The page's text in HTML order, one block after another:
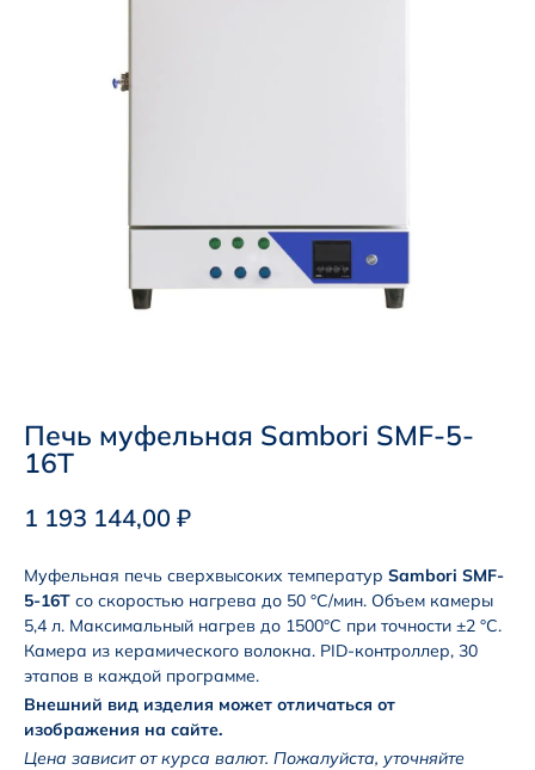
Печь муфельная Sambori SMF-5-
16T
1 193 144,00 ₽
Муфельная печь сверхвысоких температур Sambori SMF-
5-16T со скоростью нагрева до 50 °C/мин. Объем камеры
5,4 л. Максимальный нагрев до 1500°C при точности ±2 °C.
Камера из керамического волокна. PID-контроллер, 30
этапов в каждой программе.
Внешний вид изделия может отличаться от
изображения на сайте.
Цена зависит от курса валют. Пожалуйста, уточняйте